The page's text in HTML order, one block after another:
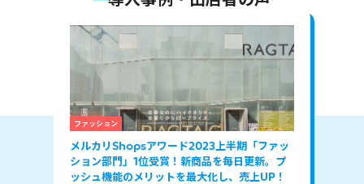
ファッション
メルカリShopsアワード2023上半期「ファッ
ション部門」1位受賞！新商品を毎日更新。プ
ッシュ機能のメリットを最大化し、売上UP！